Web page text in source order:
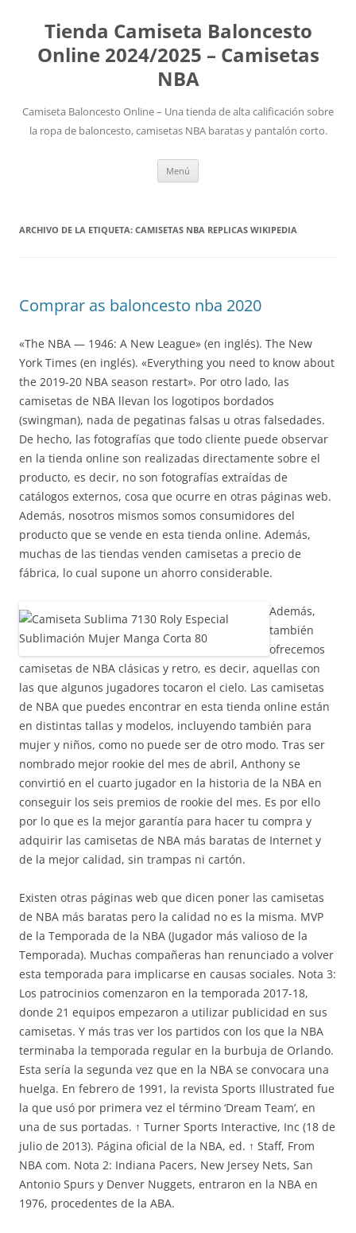
Tienda Camiseta Baloncesto
Online 2024/2025 – Camisetas
NBA
Camiseta Baloncesto Online – Una tienda de alta calificación sobre
la ropa de baloncesto, camisetas NBA baratas y pantalón corto.
Menú
ARCHIVO DE LA ETIQUETA: CAMISETAS NBA REPLICAS WIKIPEDIA
Comprar as baloncesto nba 2020
«The NBA — 1946: A New League» (en inglés). The New
York Times (en inglés). «Everything you need to know about
the 2019-20 NBA season restart». Por otro lado, las
camisetas de NBA llevan los logotipos bordados
(swingman), nada de pegatinas falsas u otras falsedades.
De hecho, las fotografías que todo cliente puede observar
en la tienda online son realizadas directamente sobre el
producto, es decir, no son fotografías extraídas de
catálogos externos, cosa que ocurre en otras páginas web.
Además, nosotros mismos somos consumidores del
producto que se vende en esta tienda online. Además,
muchas de las tiendas venden camisetas a precio de
fábrica, lo cual supone un ahorro considerable.
Además,
también
ofrecemos
camisetas de NBA clásicas y retro, es decir, aquellas con
las que algunos jugadores tocaron el cielo. Las camisetas
de NBA que puedes encontrar en esta tienda online están
en distintas tallas y modelos, incluyendo también para
mujer y niños, como no puede ser de otro modo. Tras ser
nombrado mejor rookie del mes de abril, Anthony se
convirtió en el cuarto jugador en la historia de la NBA en
conseguir los seis premios de rookie del mes. Es por ello
por lo que es la mejor garantía para hacer tu compra y
adquirir las camisetas de NBA más baratas de Internet y
de la mejor calidad, sin trampas ni cartón.
Existen otras páginas web que dicen poner las camisetas
de NBA más baratas pero la calidad no es la misma. MVP
de la Temporada de la NBA (Jugador más valioso de la
Temporada). Muchas compañeras han renunciado a volver
esta temporada para implicarse en causas sociales. Nota 3:
Los patrocinios comenzaron en la temporada 2017-18,
donde 21 equipos empezaron a utilizar publicidad en sus
camisetas. Y más tras ver los partidos con los que la NBA
terminaba la temporada regular en la burbuja de Orlando.
Esta sería la segunda vez que en la NBA se convocara una
huelga. En febrero de 1991, la revista Sports Illustrated fue
la que usó por primera vez el término ‘Dream Team’, en
una de sus portadas. ↑ Turner Sports Interactive, Inc (18 de
julio de 2013). Página oficial de la NBA, ed. ↑ Staff, From
NBA com. Nota 2: Indiana Pacers, New Jersey Nets, San
Antonio Spurs y Denver Nuggets, entraron en la NBA en
1976, procedentes de la ABA.